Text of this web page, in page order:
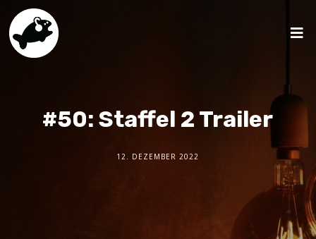
#50: Staffel 2 Trailer
12. DEZEMBER 2022